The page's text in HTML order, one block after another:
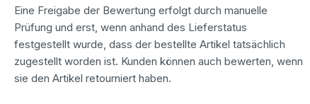
Eine Freigabe der Bewertung erfolgt durch manuelle
Prüfung und erst, wenn anhand des Lieferstatus
festgestellt wurde, dass der bestellte Artikel tatsächlich
zugestellt worden ist. Kunden können auch bewerten, wenn
sie den Artikel retourniert haben.